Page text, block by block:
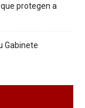
protegen a
Gabinete